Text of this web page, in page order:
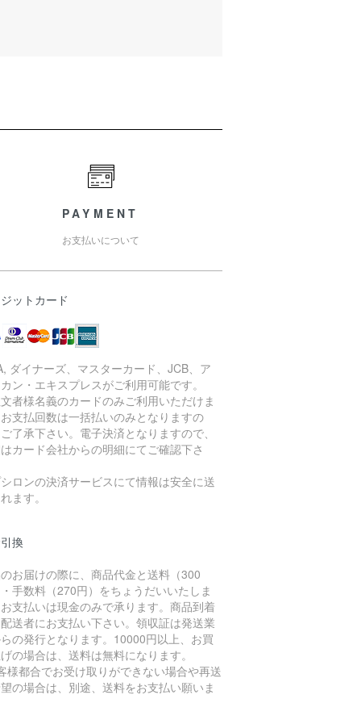
PAYMENT
お支払いについて
ットカード
ダイナーズ、マスターカード、JCB、ア
ン・エキスプレスがご利用可能です。
者様名義のカードのみご利用いただけま
支払回数は一括払いのみとなりますの
了承下さい。電子決済となりますので、
カード会社からの明細にてご確認下さ
ロンの決済サービスにて情報は安全に送
ます。
換
お届けの際に、商品代金と送料（300
手数料（270円）をちょうだいいたしま
支払いは現金のみで承ります。商品到着
送者にお支払い下さい。領収証は発送業
の発行となります。10000円以上、お買
の場合は、送料は無料になります。
様都合でお受け取りができない場合や再送
の場合は、別途、送料をお支払い願いま